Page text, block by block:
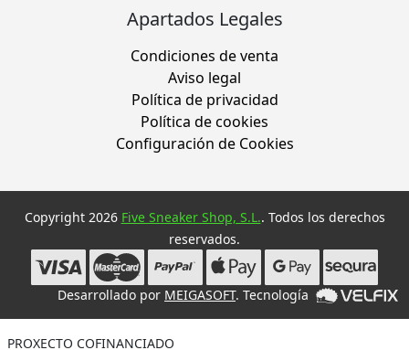
Apartados Legales
Condiciones de venta
Aviso legal
Política de privacidad
Política de cookies
Configuración de Cookies
Copyright 2026 Five Sneaker Shop, S.L.. Todos los derechos
reservados.
Desarrollado por MEIGASOFT. Tecnología
PROXECTO COFINANCIADO